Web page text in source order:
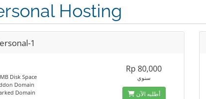
Hosting
1
Disk Space
Domain
Domain
Rp 80,000
سنوي
أطلبه الآن